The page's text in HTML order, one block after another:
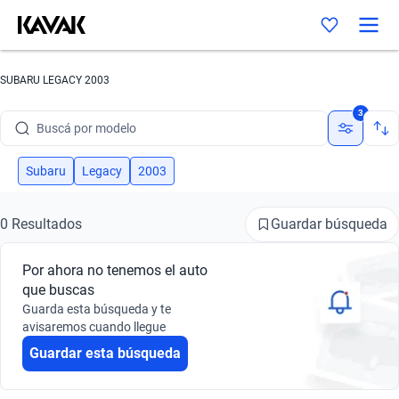
SUBARU LEGACY 2003
Buscá por modelo
Buscá por versión
Buscá por marca
Buscá por modelo
Buscá por versión
3
Subaru Legacy 2003
0 Resultados Guardar búsqueda
Por ahora no tenemos el auto
que buscas
Guarda esta búsqueda y te
avisaremos cuando llegue
Guardar esta búsqueda